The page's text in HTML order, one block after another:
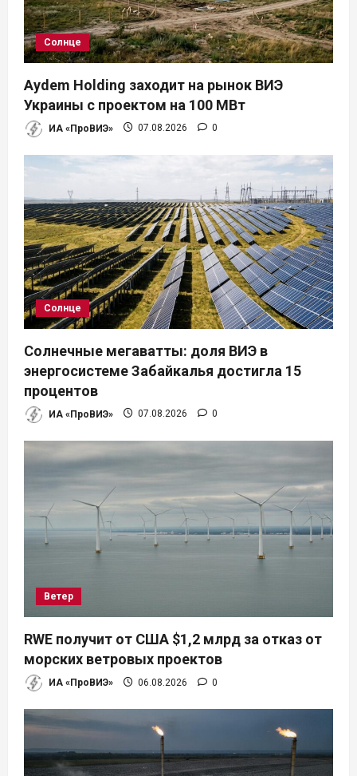
Солнце
Aydem Holding заходит на рынок ВИЭ
Украины с проектом на 100 МВт
ИА «ПроВИЭ» 07.08.2026 0
Солнце
Солнечные мегаватты: доля ВИЭ в
энергосистеме Забайкалья достигла 15
процентов
ИА «ПроВИЭ» 07.08.2026 0
Ветер
RWE получит от США $1,2 млрд за отказ от
морских ветровых проектов
ИА «ПроВИЭ» 06.08.2026 0